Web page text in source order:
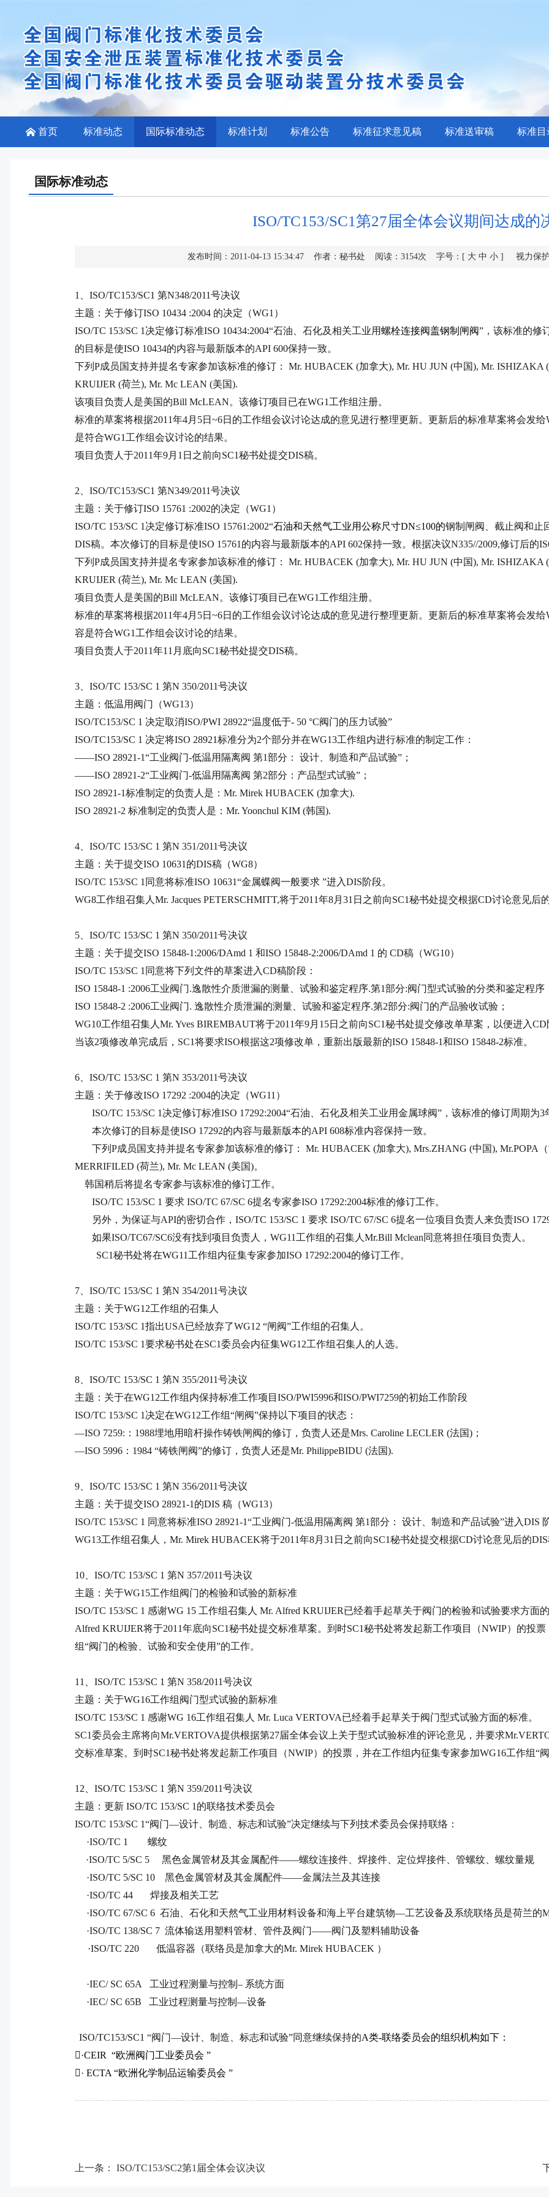
首页 标准动态 国际标准动态 标准计划 标准公告 标准征求意见稿 标准送审稿 标准目
国际标准动态
ISO/TC153/SC1第27届全体会议期间达成的
发布时间：2011-04-13 15:34:47 作者：秘书处 阅读：3154次 字号：[ 大 中 小 ] 视力保护
1 ISO/TC153/SC1 第N348/2011号决议
主题：关于修订ISO 10434 :2004 的决定（WG1 ）
ISO/TC 153/SC 1 决定修订标准ISO 10434:2004“石油、石化及相关工业用螺栓连接阀盖钢制闸阀”，该标准的修
的目标是使ISO 10434的内容与最新版本的API 600保持一致。
下列 P成员国支持并提名专家参加该标准的修订： Mr. HUBACEK (加拿大), Mr. HU JUN (中国), Mr. ISHIZAKA (
KRUIJER (荷兰), Mr. Mc LEAN (美国).
该项目负责人是美国的Bill McLEAN。该修订项目已在WG1 工作组注册。
标准的草案将根据2011年4月 5日 ~6日的工作组会议讨论达成的意见进行整理更新。更新后的标准草案将会发给
是符合WG1 工作组会议讨论的结果。
项目负责人于2011年9月 1 日 之前向SC1秘书处提交DIS稿。
2 ISO/TC153/SC1 第N349/2011号决议
主题：关于修订ISO 15761 :2002的决定（WG1 ）
ISO/TC 153/SC 1 决定修订标准ISO 15761:2002“石油和天然气工业用公称尺寸DN≤100的钢制闸阀、截止阀和止
DIS稿。本次修订的目标是使ISO 15761 的内容与最新版本的API 602保持一致。根据决议N335//2009,修订后的
下列 P成员国支持并提名专家参加该标准的修订： Mr. HUBACEK (加拿大), Mr. HU JUN (中国), Mr. ISHIZAKA (
KRUIJER (荷兰), Mr. Mc LEAN (美国).
项目负责人是美国的Bill McLEAN。该修订项目已在WG1 工作组注册。
标准的草案将根据2011年4月 5日 ~6日的工作组会议讨论达成的意见进行整理更新。更新后的标准草案将会发给
容是符合WG1 工作组会议讨论的结果。
项目负责人于2011年11 月底向SC1秘书处提交DIS稿。
3 ISO/TC 153/SC 1 第N 350/2011号决议
主题：低温用阀门（WG13）
ISO/TC153/SC 1 决定取消ISO/PWI 28922“温度低于- 50 °C阀门的压力试验”
ISO/TC153/SC 1 决定将ISO 28921标准分为2个部分并在WG13工作组内进行标准的制定工作：
——ISO 28921-1“工业阀门-低温用隔离阀 第1部分： 设计、制造和产品试验”；
——ISO 28921-2“工业阀门-低温用隔离阀 第2部分：产品型式试验”；
ISO 28921-1标准制定的负责人是： Mr. Mirek HUBACEK (加拿大).
ISO 28921-2 标准制定的负责人是： Mr. Yoonchul KIM (韩国).
4 ISO/TC 153/SC 1 第N 351/2011号决议
主题：关于提交ISO 10631 的DIS稿（WG8）
ISO/TC 153/SC 1 同意将标准ISO 10631“金属蝶阀一般要求 ”进入DIS阶段。
WG8工作组召集人 Mr. Jacques PETERSCHMITT,将于2011年8月 31 日 之前向SC1秘书处提交根据CD讨论意见后
5 ISO/TC 153/SC 1 第N 350/2011号决议
主题：关于提交ISO 15848-1:2006/DAmd 1 和ISO 15848-2:2006/DAmd 1 的 CD稿（WG10）
ISO/TC 153/SC 1 同意将下列文件的草案进入CD稿阶段：
ISO 15848-1 :2006工业阀门.逸散性介质泄漏的测量、试验和鉴定程序.第1部分:阀门型式试验的分类和鉴定程序
ISO 15848-2 :2006工业阀门. 逸散性介质泄漏的测量、试验和鉴定程序.第2部分:阀门的产品验收试验；
WG10工作组召集人 Mr. Yves BIREMBAUT将于2011年9月 15日 之前向SC1秘书处提交修改单草案，以便进入CD
当该2项修改单完成后， SC1将要求ISO根据这2项修改单，重新出版最新的ISO 15848-1和ISO 15848-2标准。
6 ISO/TC 153/SC 1 第N 353/2011号决议
主题：关于修改ISO 17292 :2004的决定（WG11 ）
ISO/TC 153/SC 1 决定修订标准ISO 17292:2004“石油、石化及相关工业用金属球阀”，该标准的修订周期为3
本次修订的目标是使ISO 17292的内容与最新版本的API 608标准内容保持一致。
下列 P成员国支持并提名专家参加该标准的修订： Mr. HUBACEK (加拿大), Mrs.ZHANG (中国), Mr.POPA
MERRIFILED (荷兰), Mr. Mc LEAN (美国)。
韩国稍后将提名专家参与该标准的修订工作。
ISO/TC 153/SC 1 要求 ISO/TC 67/SC 6提名专家参ISO 17292:2004标准的修订工作。
另外，为保证与API的密切合作， ISO/TC 153/SC 1 要求 ISO/TC 67/SC 6提名一位项目负责人来负责ISO
如果ISO/TC67/SC6没有找到项目负责人， WG11 工作组的召集人 Mr.Bill Mclean同意将担任项目负责人。
SC1秘书处将在WG11 工作组内征集专家参加ISO 17292:2004的修订工作。
7 ISO/TC 153/SC 1 第N 354/2011号决议
主题：关于WG12工作组的召集人
ISO/TC 153/SC 1指出USA已经放弃了WG12 “闸阀”工作组的召集人。
ISO/TC 153/SC 1要求秘书处在SC1委员会内征集WG12工作组召集人的人选。
8 ISO/TC 153/SC 1 第N 355/2011号决议
主题：关于在WG12工作组内保持标准工作项目 ISO/PWI5996和ISO/PWI7259的初始工作阶段
ISO/TC 153/SC 1 决定在WG12工作组“闸阀”保持以下项目的状态：
—ISO 7259: ： 1988埋地用暗杆操作铸铁闸阀的修订，负责人还是Mrs. Caroline LECLER (法国) ；
—ISO 5996 ： 1984 “铸铁闸阀”的修订，负责人还是Mr. PhilippeBIDU (法国).
9 ISO/TC 153/SC 1 第N 356/2011号决议
主题：关于提交ISO 28921-1 的DIS 稿（WG13）
ISO/TC 153/SC 1 同意将标准ISO 28921-1“工业阀门-低温用隔离阀 第1部分： 设计、制造和产品试验”进入DIS
WG13工作组召集人， Mr. Mirek HUBACEK将于2011年8月 31 日 之前向SC1秘书处提交根据CD讨论意见后的DIS
10 ISO/TC 153/SC 1 第N 357/2011号决议
主题：关于WG15工作组阀门的检验和试验的新标准
ISO/TC 153/SC 1 感谢WG 15 工作组召集人 Mr. Alfred KRUIJER已经着手起草关于阀门的检验和试验要求方面的
Alfred KRUIJER将于2011年底向SC1秘书处提交标准草案。到时SC1秘书处将发起新工作项目（NWIP）的投
组“阀门的检验、试验和安全使用”的工作。
11 ISO/TC 153/SC 1 第N 358/2011号决议
主题：关于WG16工作组阀门型式试验的新标准
ISO/TC 153/SC 1 感谢WG 16工作组召集人 Mr. Luca VERTOVA已经着手起草关于阀门型式试验方面的标准。
SC1委员会主席将向Mr.VERTOVA提供根据第27届全体会议上关于型式试验标准的评论意见，并要求
交标准草案。到时SC1秘书处将发起新工作项目（NWIP）的投票，并在工作组内征集专家参加WG16工作组“
12 ISO/TC 153/SC 1 第N 359/2011号决议
主题：更新 ISO/TC 153/SC 1 的联络技术委员会
ISO/TC 153/SC 1“阀门—设计、制造、标志和试验”决定继续与下列技术委员会保持联络：
·ISO/TC 1
螺纹
·ISO/TC 5/SC 5
黑色金属管材及其金属配件――螺纹连接件、焊接件、定位焊接件、管螺纹、螺纹量规
·ISO/TC 5/SC 10黑色金属管材及其金属配件――金属法兰及其连接
·ISO/TC 44
焊接及相关工艺
·ISO/TC 67/SC 6 石油、石化和天然气工业用材料设备和海上平台建筑物—工艺设备及系统联络员是荷兰的
·ISO/TC 138/SC 7 流体输送用塑料管材、管件及阀门――阀门及塑料辅助设备
·ISO/TC 220 低温容器（联络员是加拿大的Mr. Mirek HUBACEK ）
·IEC/ SC 65A
工业过程测量与控制– 系统方面
·IEC/ SC 65B 工业过程测量与控制––设备
ISO/TC153/SC1 “阀门—设计、制造、标志和试验”同意继续保持的A类-联络委员会的组织机构如下：
·CEIR “欧洲阀门工业委员会 ”
· ECTA “欧洲化学制品运输委员会 ”
上一条： ISO/TC153/SC2第1届全体会议决议